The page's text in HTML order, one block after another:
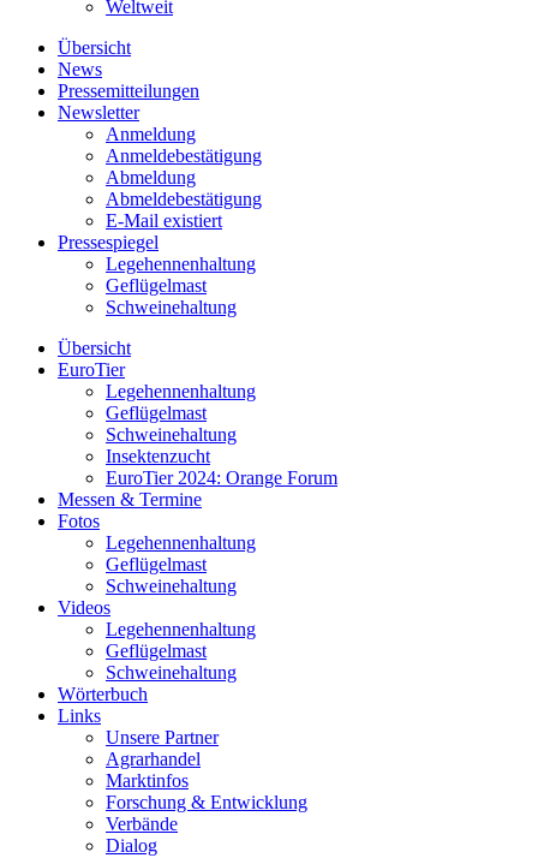
Weltweit
Übersicht
News
Pressemitteilungen
Newsletter
Anmeldung
Anmeldebestätigung
Abmeldung
Abmeldebestätigung
E-Mail existiert
Pressespiegel
Legehennenhaltung
Geflügelmast
Schweinehaltung
Übersicht
EuroTier
Legehennenhaltung
Geflügelmast
Schweinehaltung
Insektenzucht
EuroTier 2024: Orange Forum
Messen & Termine
Fotos
Legehennenhaltung
Geflügelmast
Schweinehaltung
Videos
Legehennenhaltung
Geflügelmast
Schweinehaltung
Wörterbuch
Links
Unsere Partner
Agrarhandel
Marktinfos
Forschung & Entwicklung
Verbände
Dialog